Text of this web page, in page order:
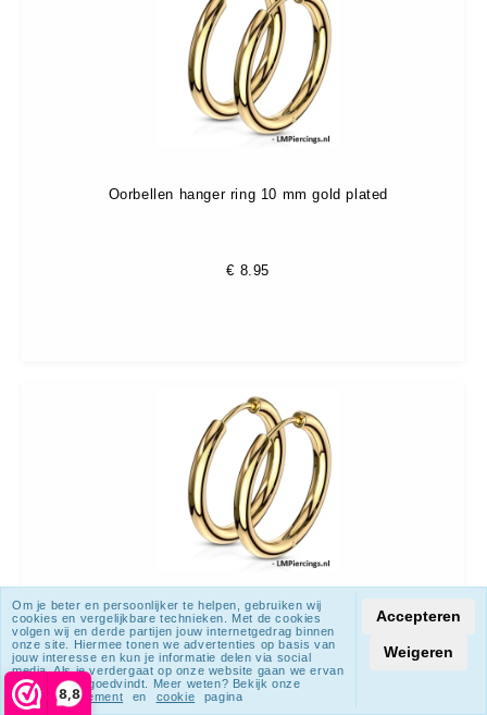
8,8
Oorbellen hanger ring 10 mm gold plated
€ 8.95
Oorbellen hanger ring 14 mm gold plated
€8.95
Om je beter en persoonlijker te helpen, gebruiken wij
cookies en vergelijkbare technieken. Met de cookies
volgen wij en derde partijen jouw internetgedrag binnen
onze site. Hiermee tonen we advertenties op basis van
jouw interesse en kun je informatie delen via social
media. Als je verdergaat op onze website gaan we ervan
uit dat je dat goedvindt. Meer weten? Bekijk onze
privacy statement
en cookie pagina
Accepteren
Weigeren